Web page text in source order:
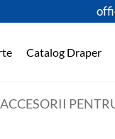
Catalog Draper